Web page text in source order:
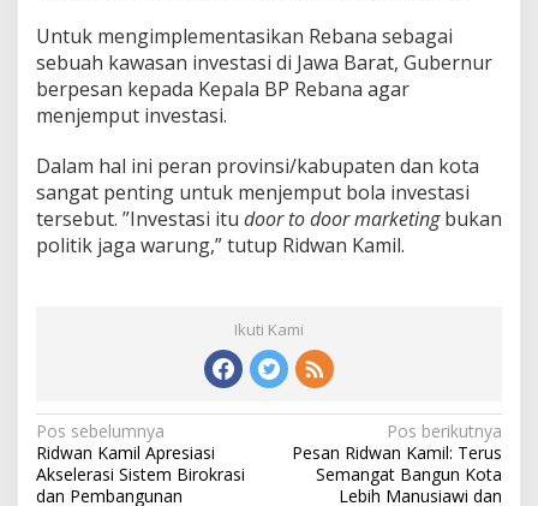
Untuk mengimplementasikan Rebana sebagai
sebuah kawasan investasi di Jawa Barat, Gubernur
berpesan kepada Kepala BP Rebana agar
menjemput investasi.
Dalam hal ini peran provinsi/kabupaten dan kota
sangat penting untuk menjemput bola investasi
tersebut. ”Investasi itu door to door marketingbukan
politik jaga warung,” tutup Ridwan Kamil.
Ikuti Kami
N
a
Pos sebelumnya
Ridwan Kamil Apresiasi
Akselerasi Sistem Birokrasi
dan Pembangunan
Pos berikutnya
Pesan Ridwan Kamil: Terus
Semangat Bangun Kota
Lebih Manusiawi dan